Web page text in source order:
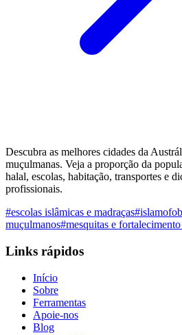
Descubra as melhores cidades da
muçulmanas. Veja a proporção da
halal, escolas, habitação, transportes e
profissionais.
#escolas islâmicas e madraças#
muçulmanos#mesquitas e
Links rápidos
Início
Sobre
Ferramentas
Apoie-nos
Blog